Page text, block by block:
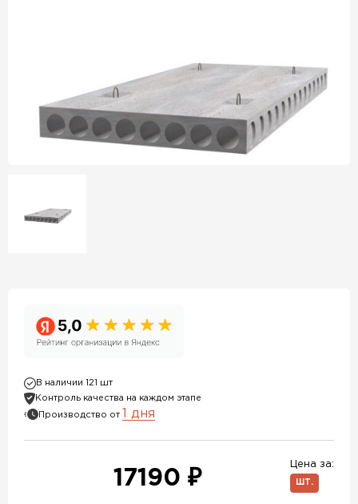
В наличии 121 шт
Контроль качества на каждом этапе
Производство от 1 дня
Цена за:
ШТ.
17190 ₽